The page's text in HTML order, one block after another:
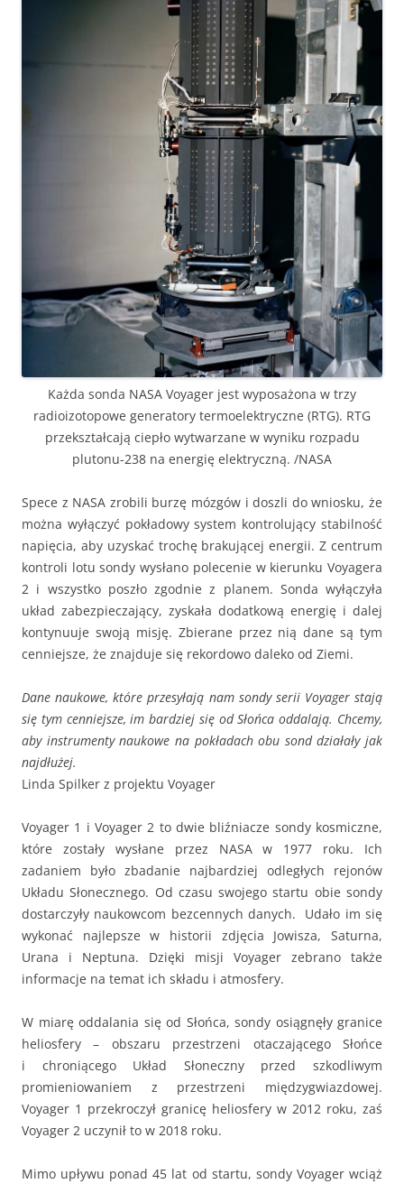
Każda sonda NASA Voyager jest wyposażona w trzy
radioizotopowe generatory termoelektryczne (RTG). RTG
przekształcają ciepło wytwarzane w wyniku rozpadu
plutonu-238 na energię elektryczną. /NASA
Spece z NASA zrobili burzę mózgów i doszli do wniosku, że
można wyłączyć pokładowy system kontrolujący stabilność
napięcia, aby uzyskać trochę brakującej energii. Z centrum
kontroli lotu sondy wysłano polecenie w kierunku Voyagera
2 i wszystko poszło zgodnie z planem. Sonda wyłączyła
układ zabezpieczający, zyskała dodatkową energię i dalej
kontynuuje swoją misję. Zbierane przez nią dane są tym
cenniejsze, że znajduje się rekordowo daleko od Ziemi.
Dane naukowe, które przesyłają nam sondy serii Voyager stają
się tym cenniejsze, im bardziej się od Słońca oddalają. Chcemy,
aby instrumenty naukowe na pokładach obu sond działały jak
najdłużej.
Linda Spilker z projektu Voyager
Voyager 1 i Voyager 2 to dwie bliźniacze sondy kosmiczne,
które zostały wysłane przez NASA w 1977 roku. Ich
zadaniem było zbadanie najbardziej odległych rejonów
Układu Słonecznego. Od czasu swojego startu obie sondy
dostarczyły naukowcom bezcennych danych. Udało im się
wykonać najlepsze w historii zdjęcia Jowisza, Saturna,
Urana i Neptuna. Dzięki misji Voyager zebrano także
informacje na temat ich składu i atmosfery.
W miarę oddalania się od Słońca, sondy osiągnęły granice
heliosfery – obszaru przestrzeni otaczającego Słońce
i chroniącego Układ Słoneczny przed szkodliwym
promieniowaniem z przestrzeni międzygwiazdowej.
Voyager 1 przekroczył granicę heliosfery w 2012 roku, zaś
Voyager 2 uczynił to w 2018 roku.
Mimo upływu ponad 45 lat od startu, sondy Voyager wciąż